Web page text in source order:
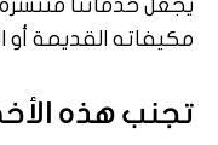
يجعل خدماتنا
مكيفاته القديمة أو
تجنب هذه